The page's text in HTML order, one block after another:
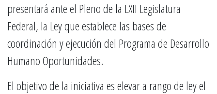
presentará ante el Pleno de la LXII Legislatura
Federal, la Ley que establece las bases de
coordinación y ejecución del Programa de Desarrollo
Humano Oportunidades.
El objetivo de la iniciativa es elevar a rango de ley el